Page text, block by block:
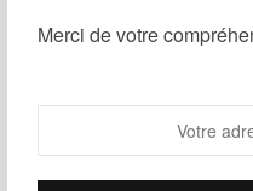
Merci de votre